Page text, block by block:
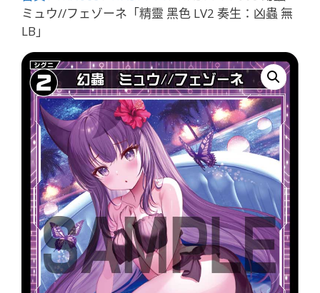
ミュウ//フェゾーネ「精靈 黑色 LV2 奏生：凶蟲 無
LB」